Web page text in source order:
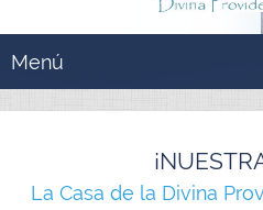
Menú
La Casa de la Divina